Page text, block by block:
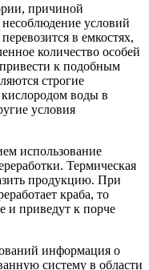
причиной
условий
в емкостях,
количество особей
к подобным
строгие
воды в
условия
использование
Термическая
продукцию. При
краба, то
и приведут к порче
информация о
систему в области